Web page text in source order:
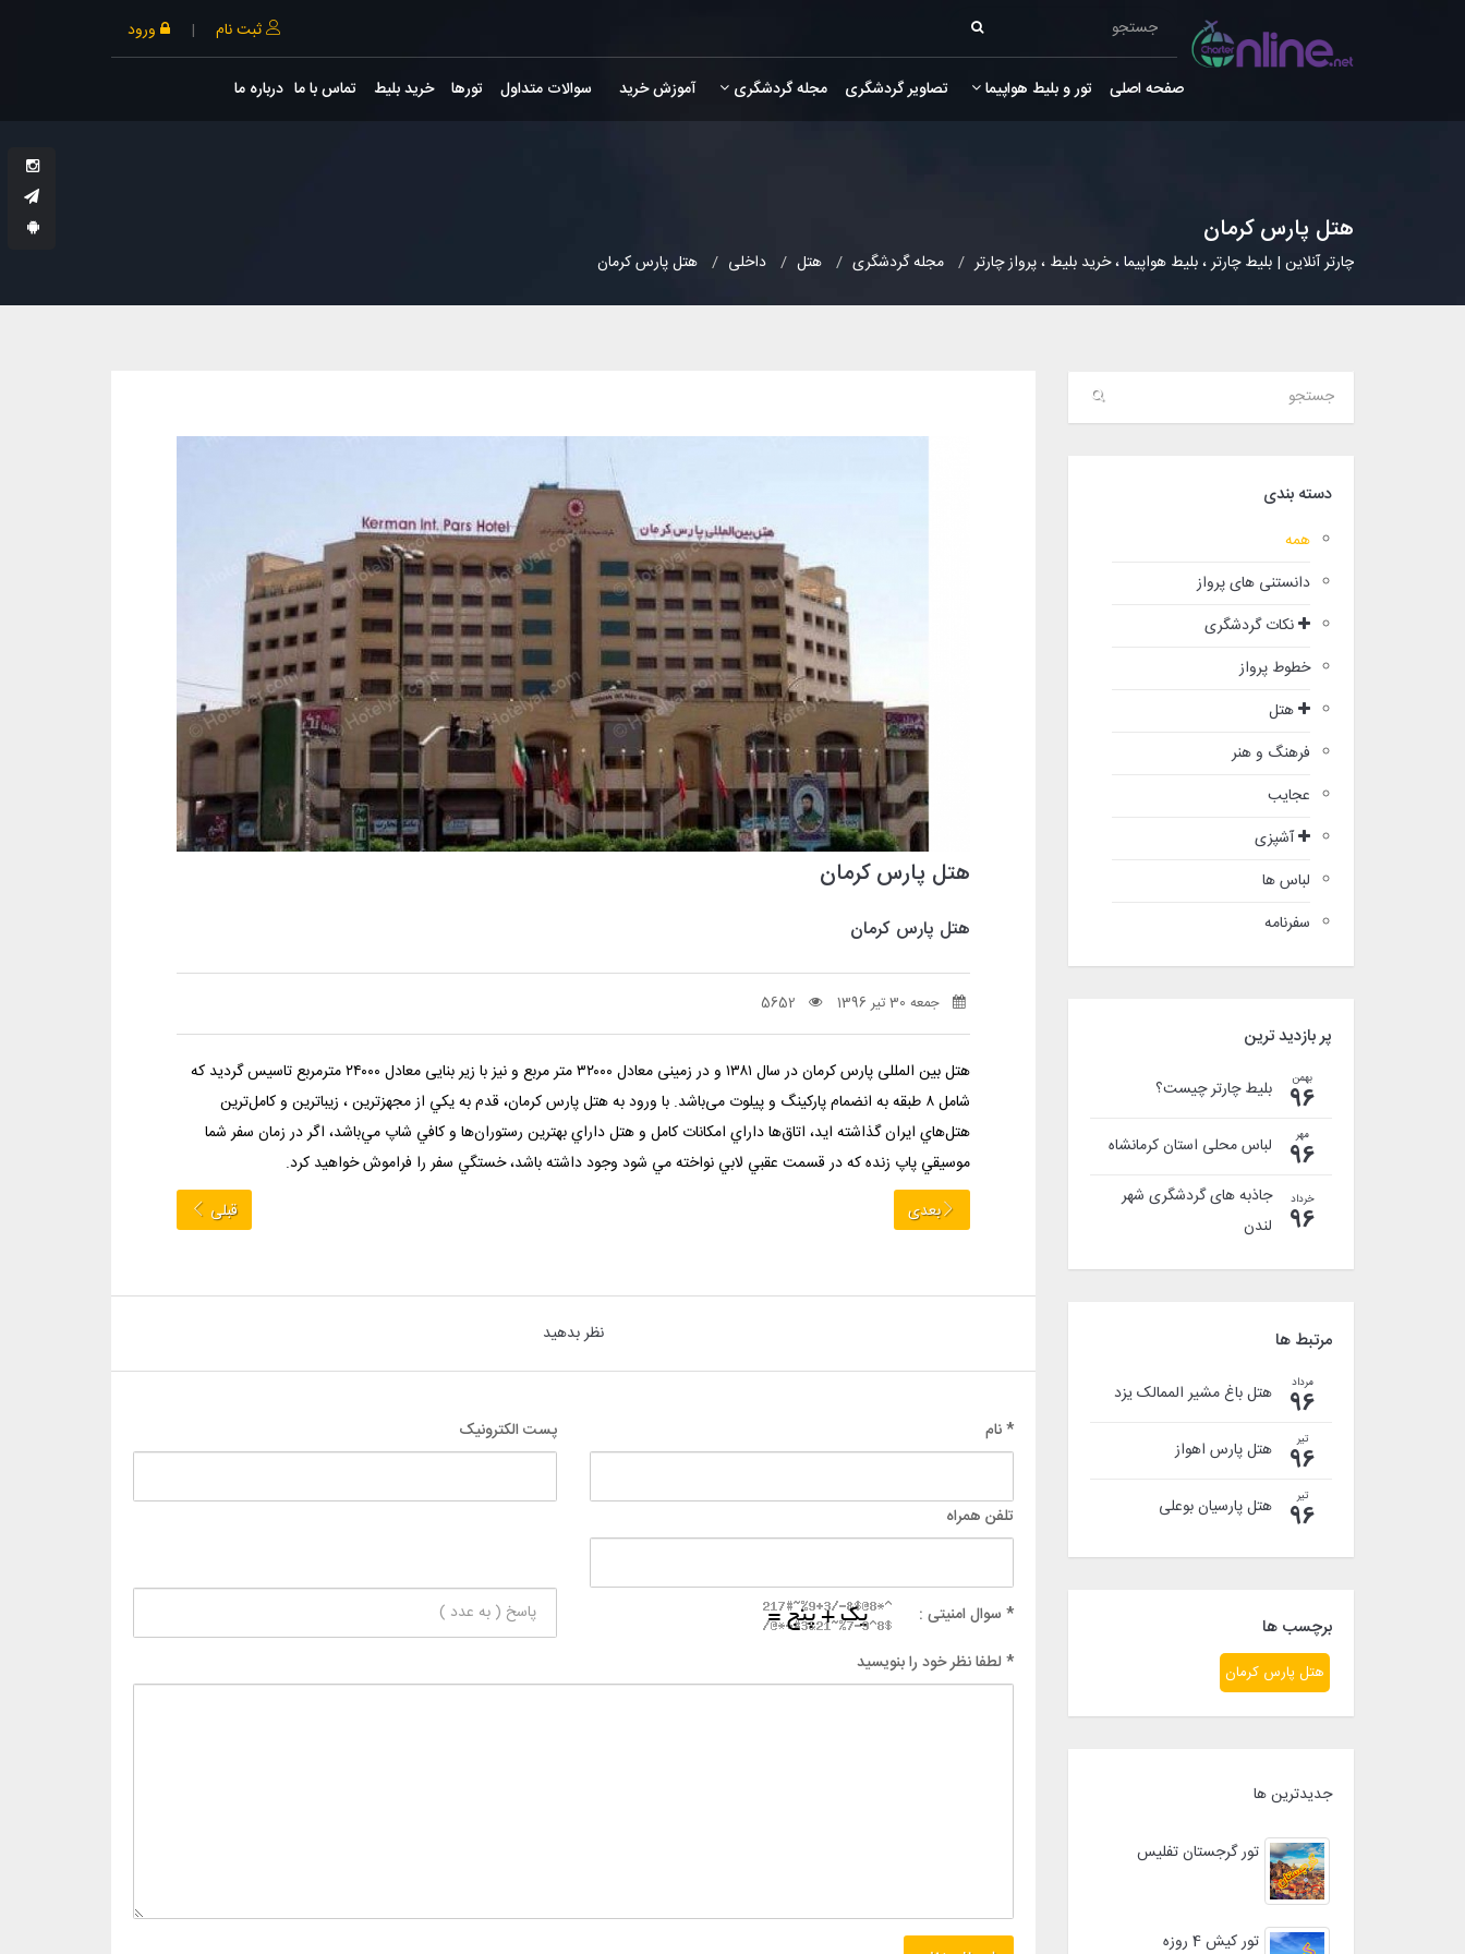
ثبت نام | ورود
صفحه اصلی تور و بلیط هواپیما تصاویر گردشگری مجله گردشگری آموزش خرید سوالات متداول تورها خرید بلیط تماس با ما درباره ما
هتل پارس کرمان
چارتر آنلاین | بلیط چارتر ، بلیط هواپیما ، خرید بلیط ، پرواز چارتر مجله گردشگری هتل داخلی هتل پارس کرمان
دسته بندی
همه
دانستنی های پرواز
نکات گردشگری
خطوط پرواز
هتل
فرهنگ و هنر
عجایب
آشپزی
لباس ها
سفرنامه
پر بازدید ترین
بهمن
96 بلیط چارتر چیست؟
مهر
96 لباس محلی استان کرمانشاه
خرداد
96
جاذبه های گردشگری شهر
لندن
مرتبط ها
مرداد
96 هتل باغ مشیر الممالک یزد
تیر
96 هتل پارس اهواز
تیر
96 هتل پارسیان بوعلی
برچسب ها
هتل پارس کرمان
جدیدترین ها
تور گرجستان تفلیس
تور کیش 4 روزه
هتل پارس کرمان
هتل پارس کرمان
جمعه 30 تیر 1396 5652
هتل بین المللی پارس کرمان در سال ۱۳۸۱ و در زمینی معادل ۳۲۰۰۰ متر مربع و نیز با زیر بنایی معادل ۲۴۰۰۰ مترمربع تاسیس گردید که
شامل ۸ طبقه به انضمام پارکینگ و پیلوت می‌باشد. با ورود به هتل پارس كرمان، قدم به يكي از مجهزترين ، زيباترين و كامل‌ترين
هتل‌هاي ايران گذاشته ايد، اتاق‌ها داراي امكانات كامل و هتل داراي بهترين رستوران‌ها و كافي شاپ مي‌باشد، اگر در زمان سفر شما
موسيقي پاپ زنده كه در قسمت عقبي لابي نواخته مي شود وجود داشته باشد، خستگي سفر را فراموش خواهيد كرد.
بعدی
قبلی
نظر بدهید
* نام پست الکترونیک
تلفن همراه
* سوال امنیتی :
* لطفا نظر خود را بنویسید